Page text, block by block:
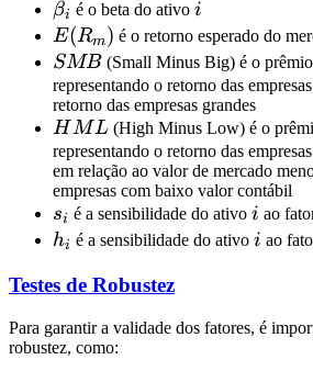
\beta_i
βi é o beta do ativoi
i
E(R_m)
E(Rm) é o retorno esperado do
SMB
SMB(Small Minus Big) é o prêmio
representando o retorno das
retorno das empresas grandes
HML
HML(High Minus Low) é o
representando o retorno das
em relação ao valor de mercado
empresas com baixo valor contábil
s_i
si é a sensibilidade do ativo i
i ao
h_i
hi é a sensibilidade do ativo i
i ao
Testes de Robustez
Para garantir a validade dos fatores, é
robustez, como: